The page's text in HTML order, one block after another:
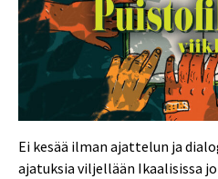
Ei kesää ilman ajattelun ja
ajatuksia viljellään Ikaalisissa jo